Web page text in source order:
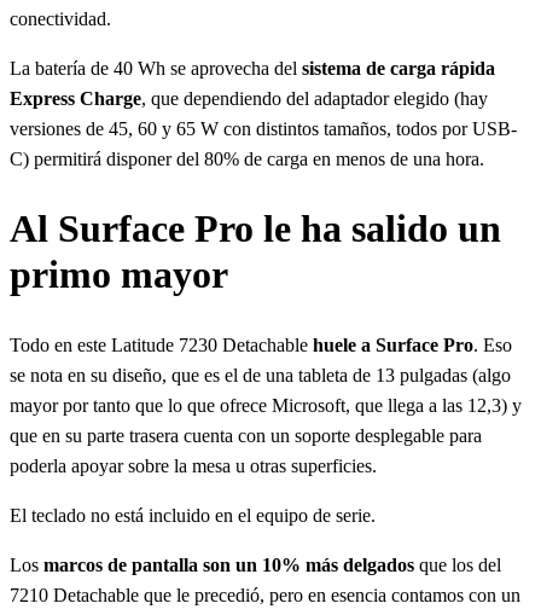
conectividad.
La batería de 40 Wh se aprovecha del sistema de carga rápida
Express Charge, que dependiendo del adaptador elegido (hay
versiones de 45, 60 y 65 W con distintos tamaños, todos por USB-
C) permitirá disponer del 80% de carga en menos de una hora.
Al Surface Pro le ha salido un
primo mayor
Todo en este Latitude 7230 Detachable huele a Surface Pro. Eso
se nota en su diseño, que es el de una tableta de 13 pulgadas (algo
mayor por tanto que lo que ofrece Microsoft, que llega a las 12,3) y
que en su parte trasera cuenta con un soporte desplegable para
poderla apoyar sobre la mesa u otras superficies.
El teclado no está incluido en el equipo de serie.
Los marcos de pantalla son un 10% más delgados que los del
7210 Detachable que le precedió, pero en esencia contamos con un